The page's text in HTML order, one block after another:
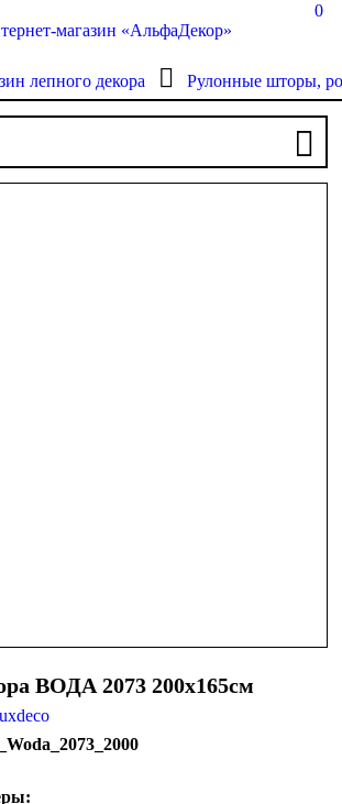
0
лепного декора Рулонные шторы,
ВОДА 2073 200х165см